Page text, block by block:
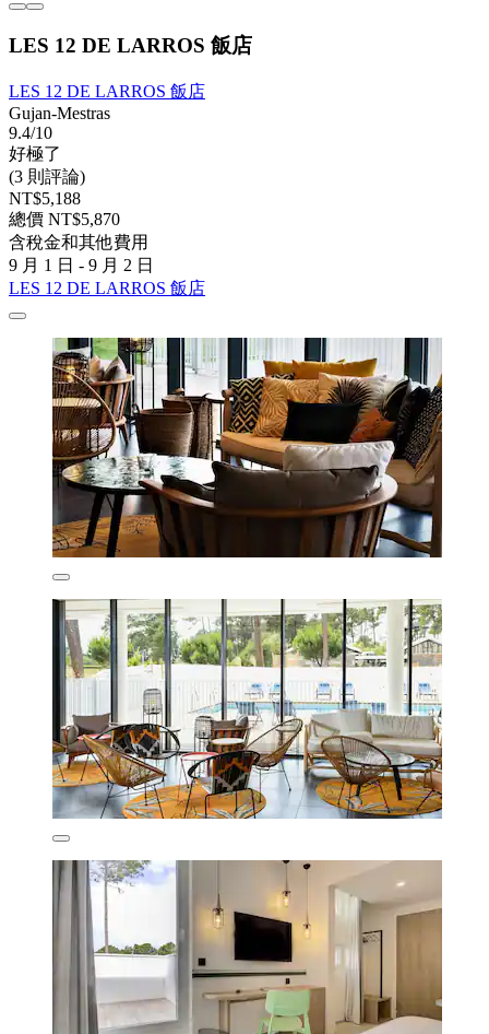
LES 12 DE LARROS 飯店
LES 12 DE LARROS 飯店
Gujan-Mestras
9.4/10
好極了
(3 則評論)
NT$5,188
總價 NT$5,870
含稅金和其他費用
9 月 1 日 - 9 月 2 日
LES 12 DE LARROS 飯店